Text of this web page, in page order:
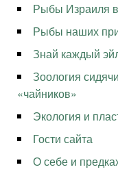
Рыбы Израиля
Рыбы наших
Знай каждый
Зоология
«чайников»
Экология и
Гости сайта
О себе и